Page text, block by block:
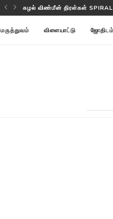
சுழல் விண்மீன் திரள்கள் SPIRAL
மருத்துவம் விளையாட்டு ஜோதிடம்